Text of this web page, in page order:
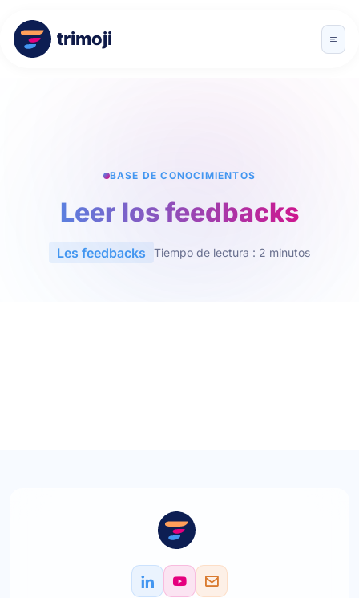
trimoji
BASE DE CONOCIMIENTOS
Leer los feedbacks
Les feedbacks Tiempo de lectura : 2 minutos